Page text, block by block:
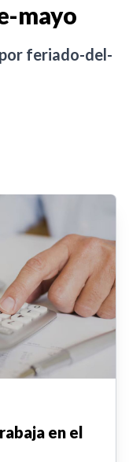
mayo
feriado-del-
en el